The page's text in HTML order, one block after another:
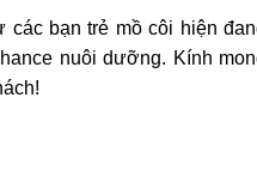
bạn trẻ mồ côi hiện
nuôi dưỡng. Kính